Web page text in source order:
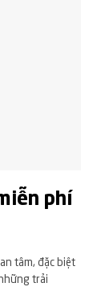
phí
tâm, đặc biệt
trải